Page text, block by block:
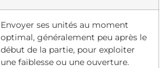
Envoyer ses unités au moment
optimal, généralement peu après le
début de la partie, pour exploiter
une faiblesse ou une ouverture.